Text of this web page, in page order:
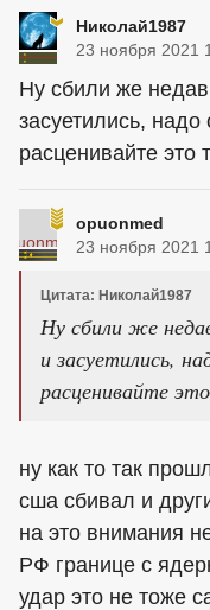
Николай1987
23 ноября 2021
Ну сбили же
засуетились,
расценивайте это
opuonmed
23 ноября 2021
Цитата: Николай1987
Ну сбили же
и засуетились,
расценивайте
ну как то так
сша сбивал и
на это внимания
РФ границе с
удар это не тоже